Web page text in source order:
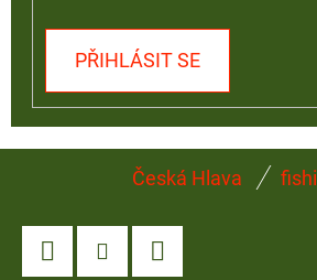
PŘIHLÁSIT SE
Česká Hlava